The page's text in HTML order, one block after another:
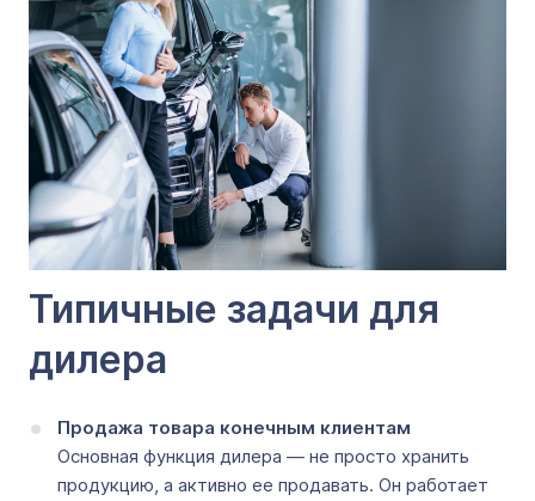
Типичные задачи для
дилера
Продажа товара конечным клиентам
Основная функция дилера — не просто хранить
продукцию, а активно ее продавать. Он работает